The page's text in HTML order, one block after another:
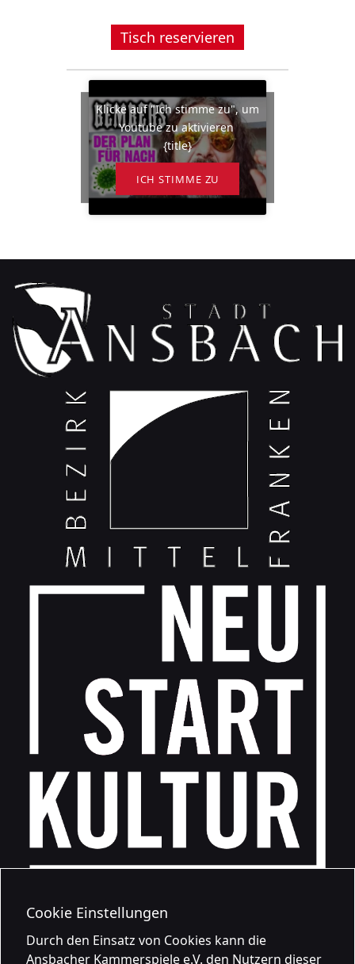
Cookie Einstellungen
Durch den Einsatz von Cookies kann die
Ansbacher Kammerspiele e.V. den Nutzern dieser
Tisch reservieren
Klicke auf "Ich stimme zu", um
Youtube zu aktivieren
{title}
ICH STIMME ZU